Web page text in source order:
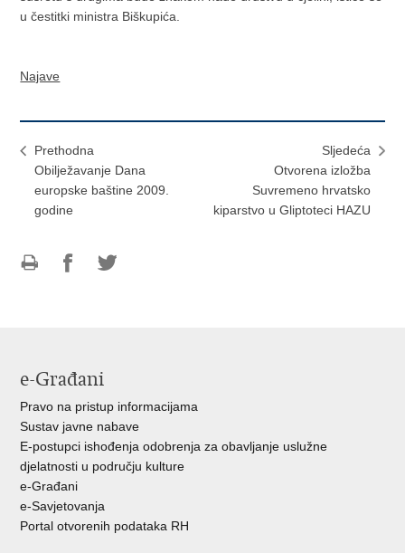
u čestitki ministra Biškupića.
Najave
Prethodna
Obilježavanje Dana
europske baštine 2009.
godine
Sljedeća
Otvorena izložba
Suvremeno hrvatsko
kiparstvo u Gliptoteci HAZU
e-Građani
Pravo na pristup informacijama
Sustav javne nabave
E-postupci ishođenja odobrenja za obavljanje uslužne
djelatnosti u području kulture
e-Građani
e-Savjetovanja
Portal otvorenih podataka RH